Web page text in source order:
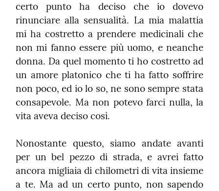
certo punto ha deciso che io dovevo
rinunciare alla sensualità. La mia malattia
mi ha costretto a prendere medicinali che
non mi fanno essere più uomo, e neanche
donna. Da quel momento ti ho costretto ad
un amore platonico che ti ha fatto soffrire
non poco, ed io lo so, ne sono sempre stata
consapevole. Ma non potevo farci nulla, la
vita aveva deciso così.
Nonostante questo, siamo andate avanti
per un bel pezzo di strada, e avrei fatto
ancora migliaia di chilometri di vita insieme
a te. Ma ad un certo punto, non sapendo